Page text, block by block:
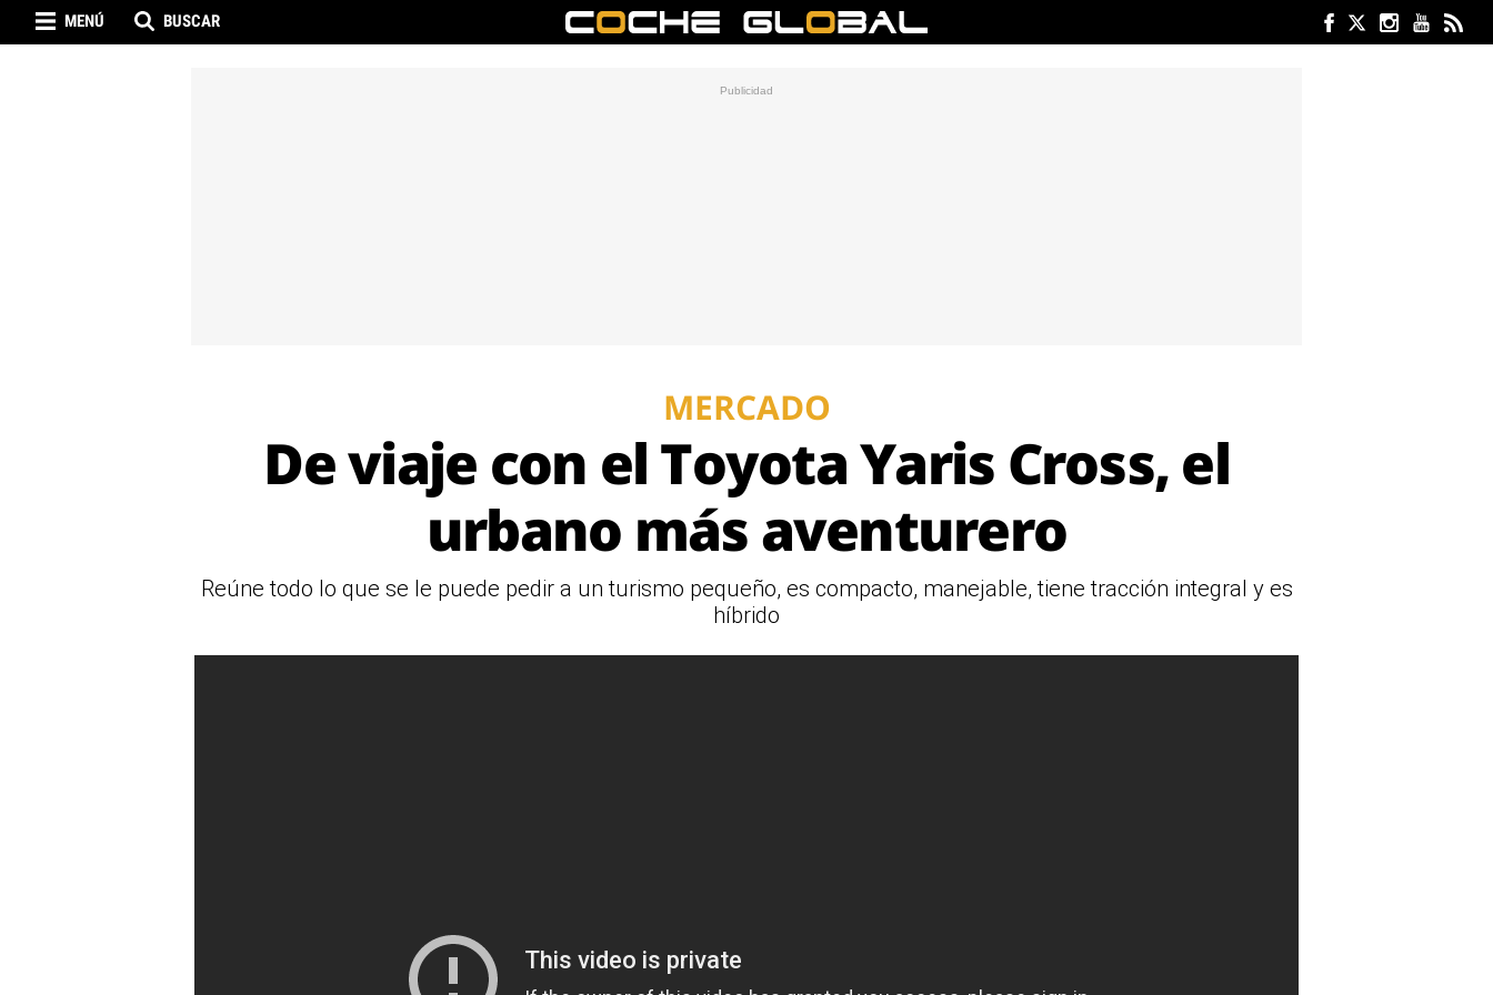
MENÚ BUSCAR
MERCADO
De viaje con el Toyota Yaris Cross, el
urbano más aventurero
Reúne todo lo que se le puede pedir a un turismo pequeño, es compacto, manejable, tiene tracción integral y es
híbrido